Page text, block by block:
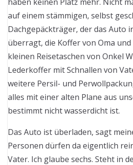
auf einem stämmigen, selbst
Dachgepäckträger, der das Auto
überragt, die Koffer von Oma
kleinen Reisetaschen von Onkel
Lederkoffer mit Schnallen von
weitere Persil- und
alles mit einer alten Plane aus
bestimmt nicht wasserdicht ist.
Das Auto ist überladen, sagt
Personen dürfen da eigentlich
Vater. Ich glaube sechs. Steht in